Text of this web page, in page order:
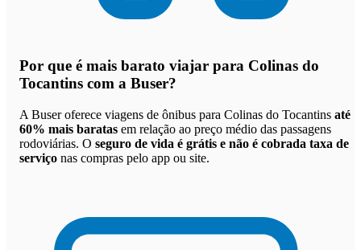
Por que é mais barato viajar para Colinas do
Tocantins com a Buser?
A Buser oferece viagens de ônibus para Colinas do Tocantins até
60% mais baratas em relação ao preço médio das passagens
rodoviárias. O seguro de vida é grátis e não é cobrada taxa de
serviço nas compras pelo app ou site.